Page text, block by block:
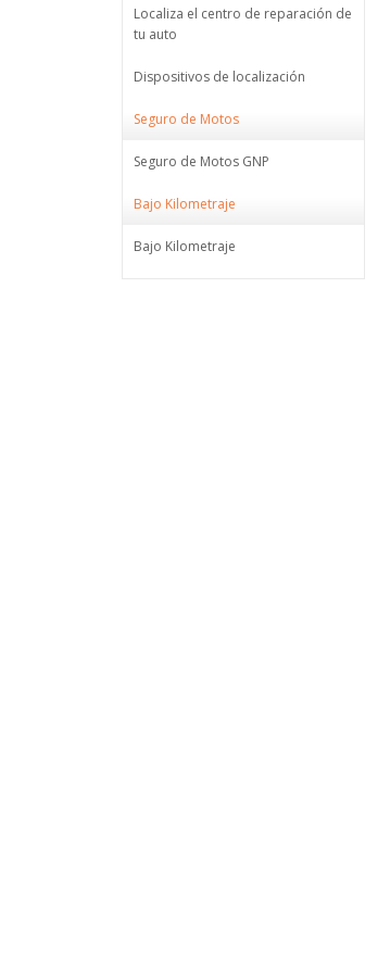
Localiza el centro de reparación de
tu auto
Dispositivos de localización
Seguro de Motos
Seguro de Motos GNP
Bajo Kilometraje
Bajo Kilometraje